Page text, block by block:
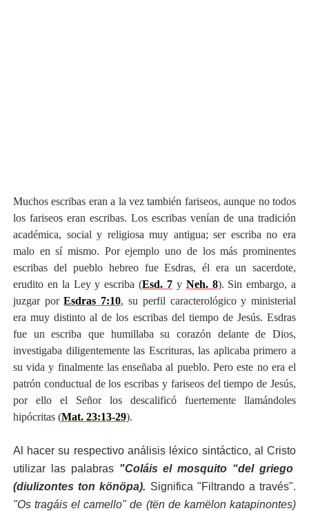
Muchos escribas eran a la vez también fariseos, aunque no todos
los fariseos eran escribas. Los escribas venían de una tradición
académica, social y religiosa muy antigua; ser escriba no era
malo en sí mismo. Por ejemplo uno de los más prominentes
escribas del pueblo hebreo fue Esdras, él era un sacerdote,
erudito en la Ley y escriba (Esd. 7y Neh. 8). Sin embargo, a
juzgar porEsdras 7:10, su perfil caracterológico y ministerial
era muy distinto al de los escribas del tiempo de Jesús. Esdras
fue un escriba que humillaba su corazón delante de Dios,
investigaba diligentemente las Escrituras, las aplicaba primero a
su vida y finalmente las enseñaba al pueblo. Pero este no era el
patrón conductual de los escribas y fariseos del tiempo de Jesús,
por ello el Señor los descalificó fuertemente llamándoles
hipócritas (Mat. 23:13-29).
Al hacer su respectivo análisis léxico sintáctico, al Cristo
utilizar las palabras "Coláis el mosquito “del griego
(diulizontes ton könöpa). Significa "Filtrando a través".
"Os tragáis el camello" de (tën de kamëlon katapinontes)